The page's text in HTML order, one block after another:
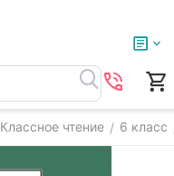
Классное чтение / 6 класс